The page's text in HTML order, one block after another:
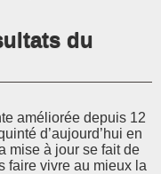
du
améliorée depuis 12
d’aujourd’hui en
mise à jour se fait de
faire vivre au mieux la